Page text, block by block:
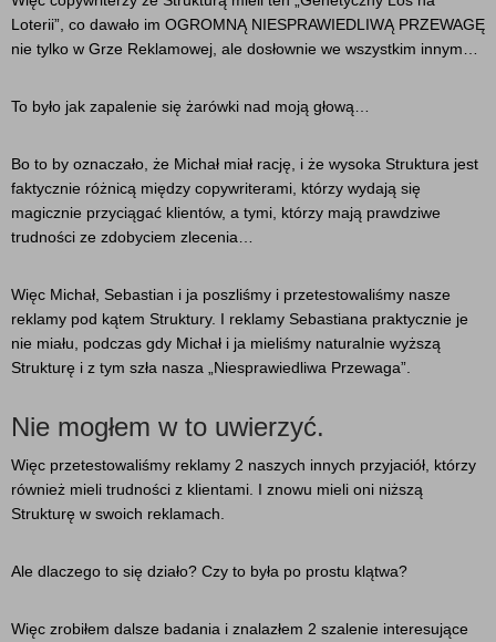
Loterii”, co dawało im OGROMNĄ NIESPRAWIEDLIWĄ PRZEWAGĘ
nie tylko w Grze Reklamowej, ale dosłownie we wszystkim innym…
To było jak zapalenie się żarówki nad moją głową…
Bo to by oznaczało, że Michał miał rację, i że wysoka Struktura jest
faktycznie różnicą między copywriterami, którzy wydają się
magicznie przyciągać klientów, a tymi, którzy mają prawdziwe
trudności ze zdobyciem zlecenia…
Więc Michał, Sebastian i ja poszliśmy i przetestowaliśmy nasze
reklamy pod kątem Struktury. I reklamy Sebastiana praktycznie je
nie miału, podczas gdy Michał i ja mieliśmy naturalnie wyższą
Strukturę i z tym szła nasza „Niesprawiedliwa Przewaga”.
Nie mogłem w to uwierzyć.
Więc przetestowaliśmy reklamy 2 naszych innych przyjaciół, którzy
również mieli trudności z klientami. I znowu mieli oni niższą
Strukturę w swoich reklamach.
Ale dlaczego to się działo? Czy to była po prostu klątwa?
Więc zrobiłem dalsze badania i znalazłem 2 szalenie interesujące